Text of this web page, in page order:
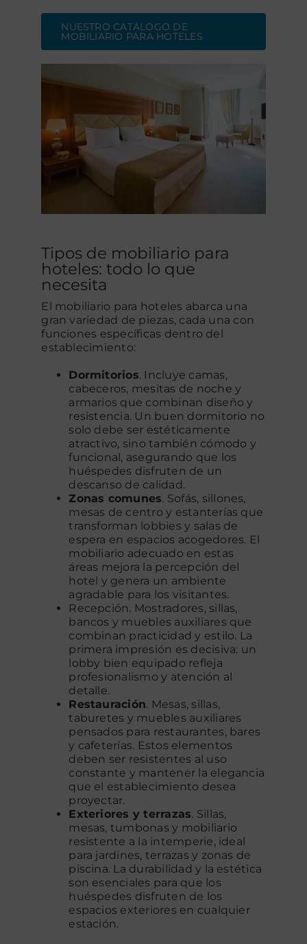
NUESTRO CATÁLOGO DE
MOBILIARIO PARA HOTELES
Tipos de mobiliario para
hoteles: todo lo que
necesita
El mobiliario para hoteles abarca una
gran variedad de piezas, cada una con
funciones específicas dentro del
establecimiento:
Dormitorios. Incluye camas,
cabeceros, mesitas de noche y
armarios que combinan diseño y
resistencia. Un buen dormitorio no
solo debe ser estéticamente
atractivo, sino también cómodo y
funcional, asegurando que los
huéspedes disfruten de un
descanso de calidad.
Zonas comunes. Sofás, sillones,
mesas de centro y estanterías que
transforman lobbies y salas de
espera en espacios acogedores. El
mobiliario adecuado en estas
áreas mejora la percepción del
hotel y genera un ambiente
agradable para los visitantes.
Recepción. Mostradores, sillas,
bancos y muebles auxiliares que
combinan practicidad y estilo. La
primera impresión es decisiva: un
lobby bien equipado refleja
profesionalismo y atención al
detalle.
Restauración. Mesas, sillas,
taburetes y muebles auxiliares
pensados para restaurantes, bares
y cafeterías. Estos elementos
deben ser resistentes al uso
constante y mantener la elegancia
que el establecimiento desea
proyectar.
Exteriores y terrazas. Sillas,
mesas, tumbonas y mobiliario
resistente a la intemperie, ideal
para jardines, terrazas y zonas de
piscina. La durabilidad y la estética
son esenciales para que los
huéspedes disfruten de los
espacios exteriores en cualquier
estación.